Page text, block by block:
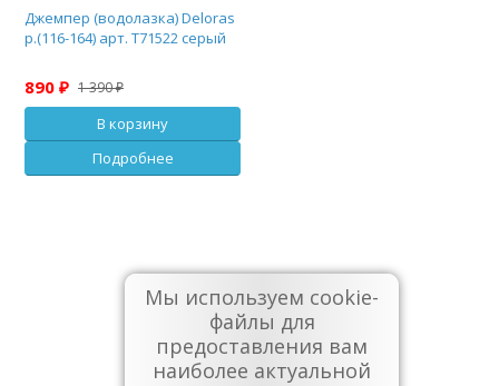
Джемпер (водолазка) Deloras
р.(116-164) арт. Т71522 серый
890 ₽ 1 390 ₽
В корзину
Подробнее
1 2
Мы используем cookie-
файлы для
предоставления вам
наиболее актуальной